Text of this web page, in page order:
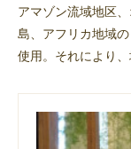
アマゾン流域地区
島、アフリカ地域
使用。それにより、